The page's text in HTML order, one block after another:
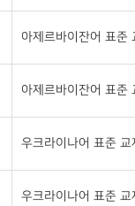
아제르바이잔어 표
아제르바이잔어 표
우크라이나어 표준
우크라이나어 표준